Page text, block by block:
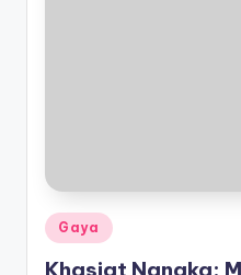
Posted
in
Gaya
Khasiat Nangka: